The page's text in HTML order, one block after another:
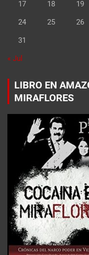
17 18 19
24 25 26
31
« Jul
LIBRO EN
MIRAFLORES